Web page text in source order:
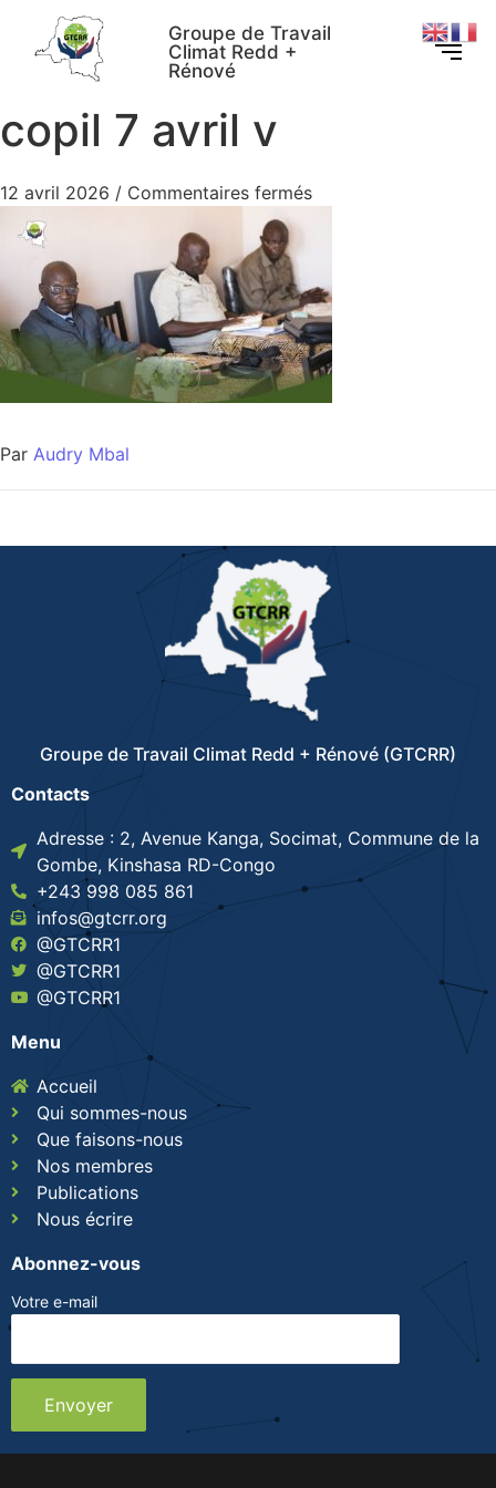
Groupe de Travail
Climat Redd +
Rénové
copil 7 avril v
12 avril 2026 / Commentaires fermés
Par Audry Mbal
Groupe de Travail Climat Redd + Rénové (GTCRR)
Contacts
Adresse : 2, Avenue Kanga, Socimat, Commune de la
Gombe, Kinshasa RD-Congo
+243 998 085 861
infos@gtcrr.org
@GTCRR1
@GTCRR1
@GTCRR1
Menu
Accueil
Qui sommes-nous
Que faisons-nous
Nos membres
Publications
Nous écrire
Abonnez-vous
Votre e-mail